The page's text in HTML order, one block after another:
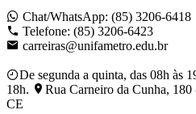
Chat/WhatsApp: (85) 3206-6418
Telefone: (85) 3206-6423
carreiras@unifametro.edu.br
De segunda a quinta, das 08h às
18h.
Rua Carneiro da Cunha, 180
CE